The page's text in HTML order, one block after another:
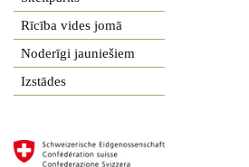
Rīcība vides jomā
Noderīgi jauniešiem
Izstādes